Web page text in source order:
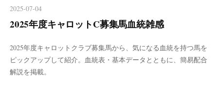
ッ
プ
2025-07-04
2025年度キャロットC募集馬血統雑感
2025年度キャロットクラブ募集馬から、気になる血統を持つ馬を
ピックアップして紹介。血統表・基本データとともに、簡易配合
解説を掲載。